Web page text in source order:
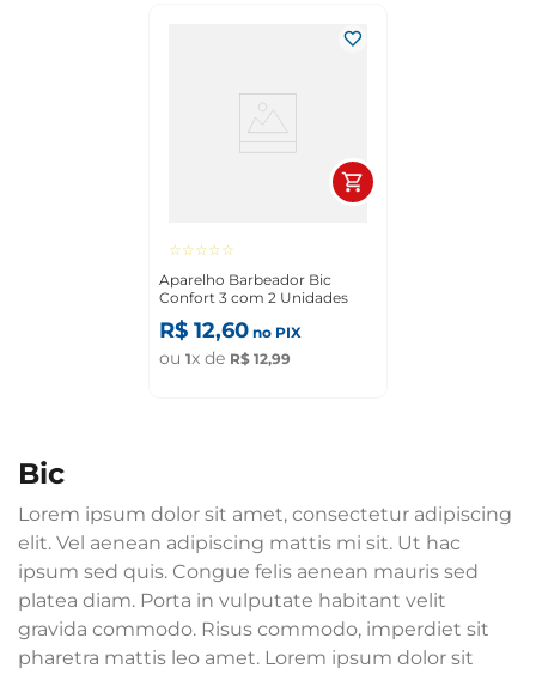
☆☆☆☆☆
Aparelho Barbeador Bic
Confort 3 com 2 Unidades
R$ 12,60 no PIX
ou 1x de R$ 12,99
bic
Lorem ipsum dolor sit amet, consectetur adipiscing
elit. Vel aenean adipiscing mattis mi sit. Ut hac
ipsum sed quis. Congue felis aenean mauris sed
platea diam. Porta in vulputate habitant velit
gravida commodo. Risus commodo, imperdiet sit
pharetra mattis leo amet. Lorem ipsum dolor sit